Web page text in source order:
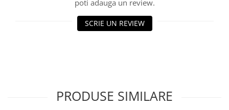
poti adauga un review.
SCRIE UN REVIEW
PRODUSE SIMILARE